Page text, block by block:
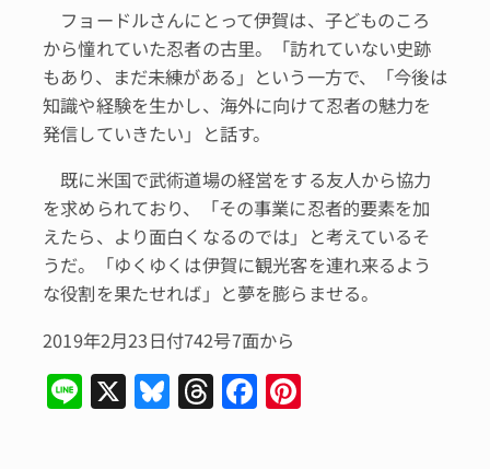
フョードルさんにとって伊賀は、子どものころ
から憧れていた忍者の古里。「訪れていない史跡
もあり、まだ未練がある」という一方で、「今後は
知識や経験を生かし、海外に向けて忍者の魅力を
発信していきたい」と話す。
既に米国で武術道場の経営をする友人から協力
を求められており、「その事業に忍者的要素を加
えたら、より面白くなるのでは」と考えているそ
うだ。「ゆくゆくは伊賀に観光客を連れ来るよう
な役割を果たせれば」と夢を膨らませる。
2019年2月23日付742号7面から
Li
n
X Bl
u
T
hr
F
a